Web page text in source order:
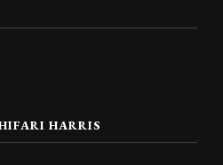
HARRIS